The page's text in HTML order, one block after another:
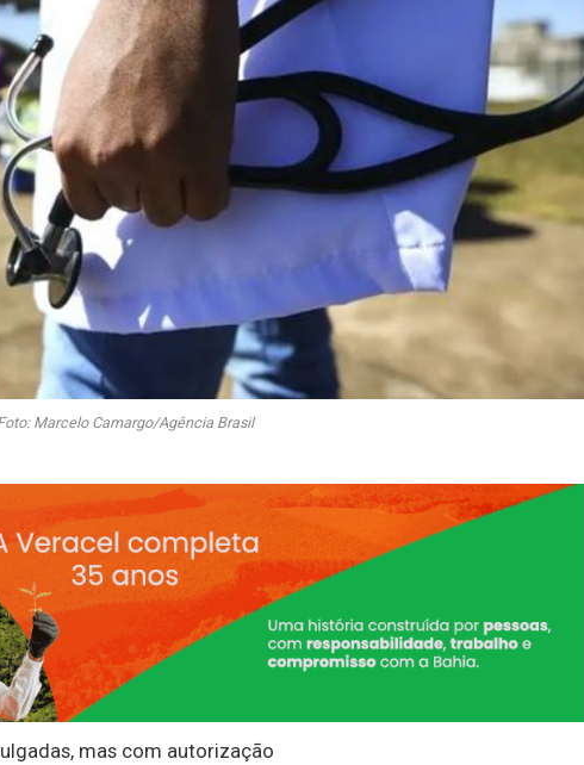
Marcelo Camargo/Agência Brasil
mas com autorização